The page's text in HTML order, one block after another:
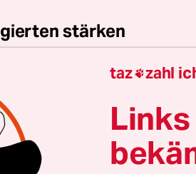
stärken
Erfolg der AfD bei den
rechtsextreme Kräfte
braucht es Zusammenhalt
Menschen, die sich vor Ort
einsetzen. Die taz
taz zahl